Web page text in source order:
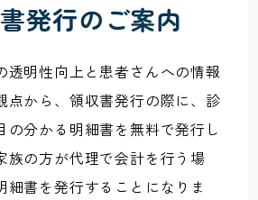
発行のご案内
透明性向上と患者さんへの情報
点から、領収書発行の際に、診
の分かる明細書を無料で発行し
族の方が代理で会計を行う場
細書を発行することになりま